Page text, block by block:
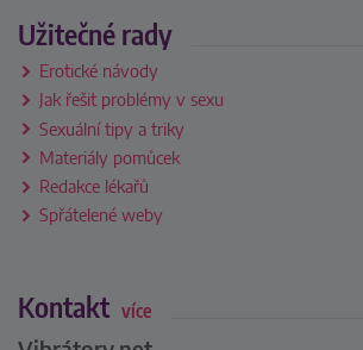
Užitečné rady
Erotické návody
Jak řešit problémy v sexu
Sexuální tipy a triky
Materiály pomůcek
Redakce lékařů
Spřátelené weby
Kontakt více